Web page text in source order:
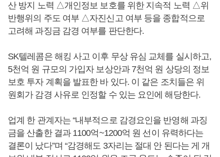
산 방지 노력 △개인정보 보호를 위한 지속적 노력 △위
반행위의 주도 여부 △자진신고 여부 등을 종합적으로
고려해 과징금 감경 여부를 판단한다.
SK텔레콤은 해킹 사고 이후 무상 유심 교체를 실시하고,
5천억 원 규모의 가입자 보상안과 7천억 원 상당의 정보
보호 투자 계획을 발표한 바 있다. 이 같은 조치들은 위
원회가 감경 사유로 인정할 수 있는 요인에 해당한다.
업계 한 관계자는 “내부적으로 감경요인을 반영해 과징
금을 산출한 결과 1100억~1200억 원 선이 유력하다는
결론이 났다”며 “감경해도 3자리는 절대 안 된다는 게 개